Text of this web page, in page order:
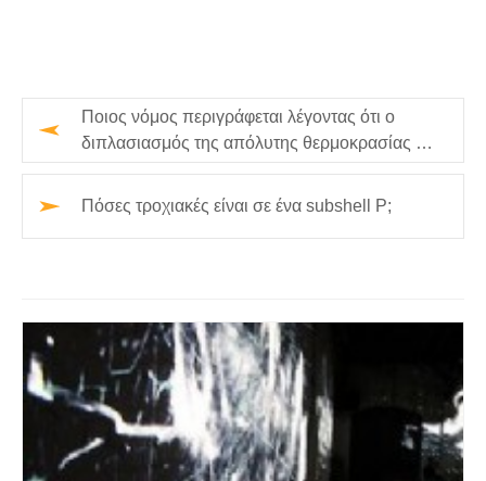
Ποιος νόμος περιγράφεται λέγοντας ότι ο
διπλασιασμός της απόλυτης θερμοκρασίας θα
διπλασιάσει την πίεση ενό…
Πόσες τροχιακές είναι σε ένα subshell P;